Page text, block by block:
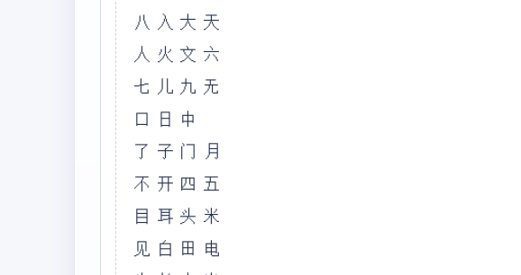
八入大天
人火文六
七儿九无
口日中
了子门月
不开四五
目耳头米
见白田电